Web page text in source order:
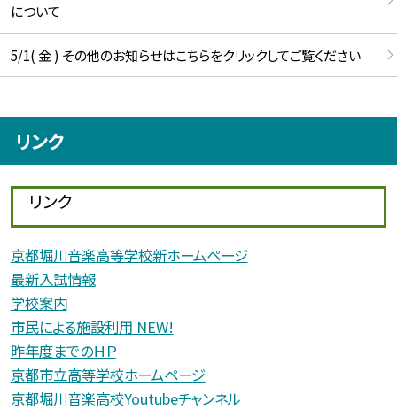
について
5/1( 金 ) その他のお知らせはこちらをクリックしてご覧ください
リンク
リンク
京都堀川音楽高等学校新ホームページ
最新入試情報
学校案内
市民による施設利用 NEW!
昨年度までのＨＰ
京都市立高等学校ホームページ
京都堀川音楽高校Youtubeチャンネル